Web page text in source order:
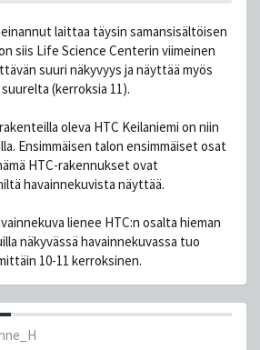
laittaa täysin samansisältöisen
siis Life Science Centerin viimeinen
suuri näkyvyys ja näyttää myös
(kerroksia 11).
oleva HTC Keilaniemi on niin
Ensimmäisen talon ensimmäiset osat
HTC-rakennukset ovat
havainnekuvista näyttää.
lienee HTC:n osalta hieman
näkyvässä havainnekuvassa tuo
10-11 kerroksinen.